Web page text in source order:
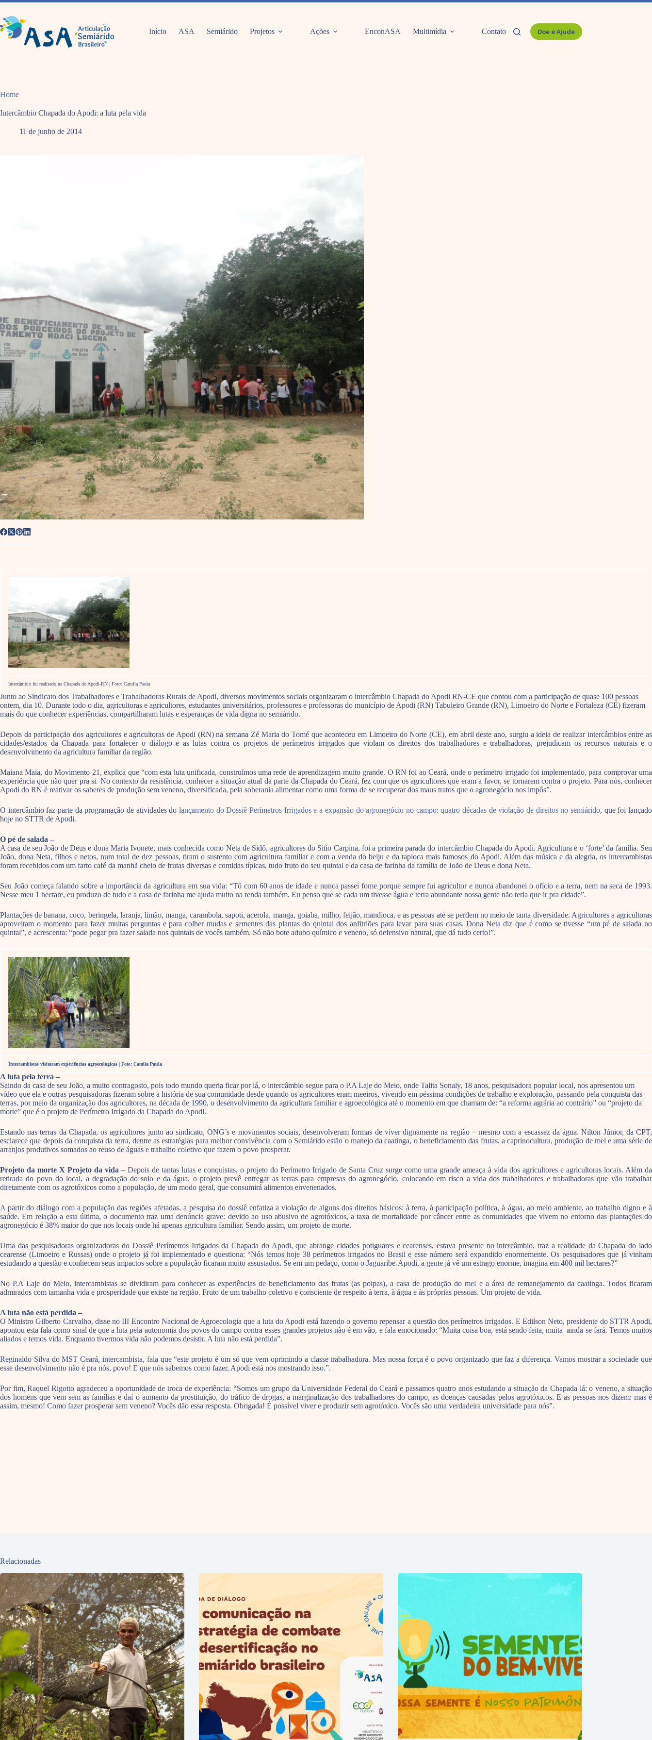
Pular
o
conteúdo
Início ASA Semiárido Projetos Ações EnconASA Multimídia Contato Doe e Ajude
Home
Intercâmbio Chapada do Apodi: a luta pela vida
11 de junho de 2014
Intercâmbio foi realizado na Chapada do Apodi-RN | Foto: Camila Paula
Junto ao Sindicato dos Trabalhadores e Trabalhadoras Rurais de Apodi, diversos movimentos sociais organizaram o intercâmbio Chapada do Apodi RN-CE que contou com a participação de quase 100 pessoas
ontem, dia 10. Durante todo o dia, agricultoras e agricultores, estudantes universitários, professores e professoras do município de Apodi (RN) Tabuleiro Grande (RN), Limoeiro do Norte e Fortaleza (CE) fizeram
mais do que conhecer experiências, compartilharam lutas e esperanças de vida digna no semiárido.
Depois da participação dos agricultores e agricultoras de Apodi (RN) na semana Zé Maria do Tomé que aconteceu em Limoeiro do Norte (CE), em abril deste ano, surgiu a ideia de realizar intercâmbios entre as
cidades/estados da Chapada para fortalecer o diálogo e as lutas contra os projetos de perímetros irrigados que violam os direitos dos trabalhadores e trabalhadoras, prejudicam os recursos naturais e o
desenvolvimento da agricultura familiar da região.
Maiana Maia, do Movimento 21, explica que “com esta luta unificada, construímos uma rede de aprendizagem muito grande. O RN foi ao Ceará, onde o perímetro irrigado foi implementado, para comprovar uma
experiência que não quer pra si. No contexto da resistência, conhecer a situação atual da parte da Chapada do Ceará, fez com que os agricultores que eram a favor, se tornarem contra o projeto. Para nós, conhecer
Apodi do RN é reativar os saberes de produção sem veneno, diversificada, pela soberania alimentar como uma forma de se recuperar dos maus tratos que o agronegócio nos impôs”.
O intercâmbio faz parte da programação de atividades dolançamento do Dossiê Perímetros Irrigados e a expansão do agronegócio no campo: quatro décadas de violação de direitos no semiárido, que foi lançado
hoje no STTR de Apodi.
O pé de salada –
A casa de seu João de Deus e dona Maria Ivonete, mais conhecida como Neta de Sidô, agricultores do Sítio Carpina, foi a primeira parada do intercâmbio Chapada do Apodi. Agricultura é o ‘forte’ da família. Seu
João, dona Neta, filhos e netos, num total de dez pessoas, tiram o sustento com agricultura familiar e com a venda do beiju e da tapioca mais famosos do Apodi. Além das música e da alegria, os intercambistas
foram recebidos com um farto café da manhã cheio de frutas diversas e comidas típicas, tudo fruto do seu quintal e da casa de farinha da família de João de Deus e dona Neta.
Seu João começa falando sobre a importância da agricultura em sua vida: “Tô com 60 anos de idade e nunca passei fome porque sempre fui agricultor e nunca abandonei o ofício e a terra, nem na seca de 1993.
Nesse meu 1 hectare, eu produzo de tudo e a casa de farinha me ajuda muito na renda também. Eu penso que se cada um tivesse água e terra abundante nossa gente não teria que ir pra cidade”.
Plantações de banana, coco, beringela, laranja, limão, manga, carambola, sapoti, acerola, manga, goiaba, milho, feijão, mandioca, e as pessoas até se perdem no meio de tanta diversidade. Agricultores a agricultoras
aproveitam o momento para fazer muitas perguntas e para colher mudas e sementes das plantas do quintal dos anfitriões para levar para suas casas. Dona Neta diz que é como se tivesse “um pé de salada no
quintal”, e acrescenta: “pode pegar pra fazer salada nos quintais de vocês também. Só não bote adubo químico e veneno, só defensivo natural, que dá tudo certo!”.
Intercambistas visitaram experiências agroecológicas | Foto: Camila Paula
A luta pela terra –
Saindo da casa de seu João, a muito contragosto, pois todo mundo queria ficar por lá, o intercâmbio segue para o P.A Laje do Meio, onde Talita Sonaly, 18 anos, pesquisadora popular local, nos apresentou um
vídeo que ela e outras pesquisadoras fizeram sobre a história de sua comunidade desde quando os agricultores eram meeiros, vivendo em péssima condições de trabalho e exploração, passando pela conquista das
terras, por meio da organização dos agricultores, na década de 1990, o desenvolvimento da agricultura familiar e agroecológica até o momento em que chamam de: “a reforma agrária ao contrário” ou “projeto da
morte” que é o projeto de Perímetro Irrigado da Chapada do Apodi.
Estando nas terras da Chapada, os agricultores junto ao sindicato, ONG’s e movimentos sociais, desenvolveram formas de viver dignamente na região – mesmo com a escassez da água. Nilton Júnior, da CPT,
esclarece que depois da conquista da terra, dentre as estratégias para melhor convivência com o Semiárido estão o manejo da caatinga, o beneficiamento das frutas, a caprinocultura, produção de mel e uma série de
arranjos produtivos somados ao reuso de águas e trabalho coletivo que fazem o povo prosperar.
Projeto da morte X Projeto da vida – Depois de tantas lutas e conquistas, o projeto do Perímetro Irrigado de Santa Cruz surge como uma grande ameaça à vida dos agricultores e agricultoras locais. Além da
retirada do povo do local, a degradação do solo e da água, o projeto prevê entregar as terras para empresas do agronegócio, colocando em risco a vida dos trabalhadores e trabalhadoras que vão trabalhar
diretamente com os agrotóxicos como a população, de um modo geral, que consumirá alimentos envenenados.
A partir do diálogo com a população das regiões afetadas, a pesquisa do dossiê enfatiza a violação de alguns dos direitos básicos: à terra, à participação política, à água, ao meio ambiente, ao trabalho digno e à
saúde. Em relação a esta última, o documento traz uma denúncia grave: devido ao uso abusivo de agrotóxicos, a taxa de mortalidade por câncer entre as comunidades que vivem no entorno das plantações do
agronegócio é 38% maior do que nos locais onde há apenas agricultura familiar. Sendo assim, um projeto de morte.
Uma das pesquisadoras organizadoras do Dossiê Perímetros Irrigados da Chapada do Apodi, que abrange cidades potiguares e cearenses, estava presente no intercâmbio, traz a realidade da Chapada do lado
cearense (Limoeiro e Russas) onde o projeto já foi implementado e questiona: “Nós temos hoje 38 perímetros irrigados no Brasil e esse número será expandido enormemente. Os pesquisadores que já vinham
estudando a questão e conhecem seus impactos sobre a população ficaram muito assustados. Se em um pedaço, como o Jaguaribe-Apodi, a gente já vê um estrago enorme, imagina em 400 mil hectares?”
No P.A Laje do Meio, intercambistas se dividiram para conhecer as experiências de beneficiamento das frutas (as polpas), a casa de produção do mel e a área de remanejamento da caatinga. Todos ficaram
admirados com tamanha vida e prosperidade que existe na região. Fruto de um trabalho coletivo e consciente de respeito à terra, à água e às próprias pessoas. Um projeto de vida.
A luta não está perdida –
O Ministro Gilberto Carvalho, disse no III Encontro Nacional de Agroecologia que a luta do Apodi está fazendo o governo repensar a questão dos perímetros irrigados. E Edilson Neto, presidente do STTR Apodi,
apontou esta fala como sinal de que a luta pela autonomia dos povos do campo contra esses grandes projetos não é em vão, e fala emocionado: “Muita coisa boa, está sendo feita, muita ainda se fará. Temos muitos
aliados e temos vida. Enquanto tivermos vida não podemos desistir. A luta não está perdida”.
Reginaldo Silva do MST Ceará, intercambista, fala que “este projeto é um só que vem oprimindo a classe trabalhadora. Mas nossa força é o povo organizado que faz a diferença. Vamos mostrar a sociedade que
esse desenvolvimento não é pra nós, povo! E que nós sabemos como fazer, Apodi está nos mostrando isso.”.
Por fim, Raquel Rigotto agradeceu a oportunidade de troca de experiência: “Somos um grupo da Universidade Federal do Ceará e passamos quatro anos estudando a situação da Chapada lá: o veneno, a situação
dos homens que vem sem as famílias e daí o aumento da prostituição, do tráfico de drogas, a marginalização dos trabalhadores do campo, as doenças causadas pelos agrotóxicos. E as pessoas nos dizem: mas é
assim, mesmo! Como fazer prosperar sem veneno? Vocês dão essa resposta. Obrigada! É possível viver e produzir sem agrotóxico. Vocês são uma verdadeira universidade para nós”.
Relacionadas